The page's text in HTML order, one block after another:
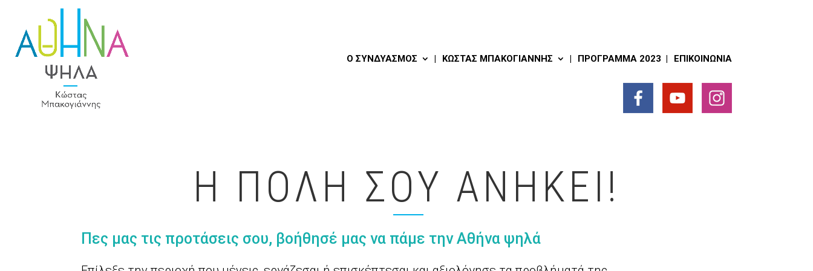
Ο ΣΥΝΔΥΑΣΜΌΣ ΚΏΣΤΑΣ ΜΠΑΚΟΓΙΆΝΝΗΣ ΠΡΌΓΡΑΜΜΑ 2023 ΕΠΙΚΟΙΝΩΝΊΑ
Η ΠΟΛΗ ΣΟΥ ΑΝΗΚΕΙ!
Πες μας τις προτάσεις σου, βοήθησέ μας να πάμε την Αθήνα ψηλά